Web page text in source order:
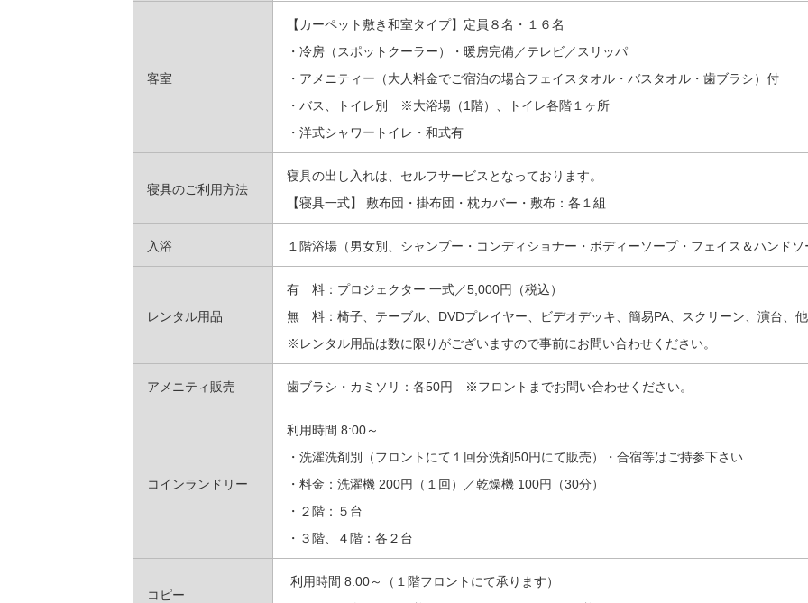
客室
【カーペット敷き和室タイプ】定員８名・１６名
・冷房（スポットクーラー）・暖房完備／テレビ／スリッパ
・アメニティー（大人料金でご宿泊の場合フェイスタオル・バスタオル・歯ブラシ）付
・バス、トイレ別 ※大浴場（1階）、トイレ各階１ヶ所
・洋式シャワートイレ・和式有
寝具のご利用方法
寝具の出し入れは、セルフサービスとなっております。
【寝具一式】 敷布団・掛布団・枕カバー・敷布：各１組
入浴 １階浴場（男女別、シャンプー・コンディショナー・ボディーソープ・フェイス＆ハンドソ
レンタル用品
有 料：プロジェクター 一式／5,000円（税込）
無 料：椅子、テーブル、DVDプレイヤー、ビデオデッキ、簡易PA、スクリーン、演台、他
※レンタル用品は数に限りがございますので事前にお問い合わせください。
アメニティ販売 歯ブラシ・カミソリ：各50円 ※フロントまでお問い合わせください。
コインランドリー
利用時間 8:00～
・洗濯洗剤別（フロントにて１回分洗剤50円にて販売）・合宿等はご持参下さい
・料金：洗濯機 200円（１回）／乾燥機 100円（30分）
・２階：５台
・３階、４階：各２台
コピー
利用時間 8:00～（１階フロントにて承ります）